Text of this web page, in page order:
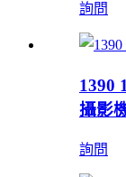
詢問
1390
攝影
詢問